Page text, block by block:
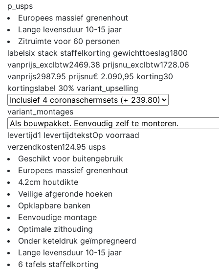
p_usps
Europees massief grenenhout
Lange levensduur 10-15 jaar
Zitruimte voor 60 personen
labelsix stack staffelkorting gewichttoeslag1800
vanprijs_exclbtw2469.38 prijsnu_exclbtw1728.06
vanprijs2987.95 prijsnu€ 2.090,95 korting30
kortingslabel 30% variant_upselling
variant_montages
levertijd1 levertijdtekstOp voorraad
verzendkosten124.95 usps
Geschikt voor buitengebruik
Europees massief grenenhout
4.2cm houtdikte
Veilige afgeronde hoeken
Opklapbare banken
Eenvoudige montage
Optimale zithouding
Onder keteldruk geïmpregneerd
Lange levensduur 10-15 jaar
6 tafels staffelkorting